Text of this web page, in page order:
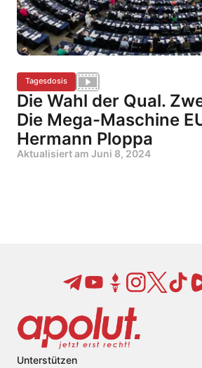
Tagesdosis
Die Wahl der Qual.
Die Mega-Maschine
Hermann Ploppa
Aktualisiert am Juni 8, 2024
Unterstützen